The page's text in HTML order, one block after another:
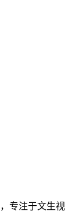
专注于文生视